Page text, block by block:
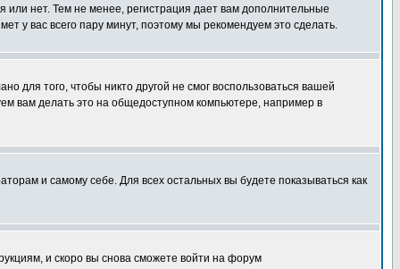
нет. Тем не менее, регистрация дает вам дополнительные
у вас всего пару минут, поэтому мы рекомендуем это сделать.
для того, чтобы никто другой не смог воспользоваться вашей
вам делать это на общедоступном компьютере, например в
и самому себе. Для всех остальных вы будете показываться как
и скоро вы снова сможете войти на форум